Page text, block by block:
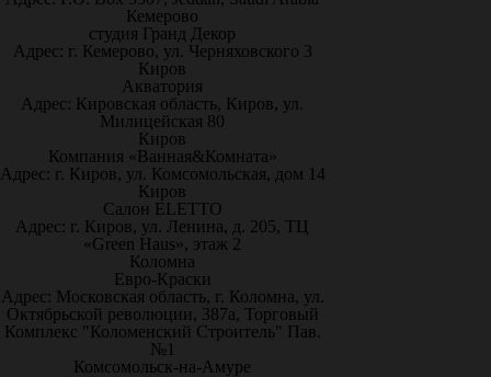
Кемерово
студия Гранд Декор
Адрес: г. Кемерово, ул. Черняховского 3
Киров
Акватория
Адрес: Кировская область, Киров, ул.
Милицейская 80
Киров
Компания «Ванная&Комната»
Адрес: г. Киров, ул. Комсомольская, дом 14
Киров
Салон ELETTO
Адрес: г. Киров, ул. Ленина, д. 205, ТЦ
«Green Haus», этаж 2
Коломна
Евро-Краски
Адрес: Московская область, г. Коломна, ул.
Октябрьской революции, 387а, Торговый
Комплекс "Коломенский Строитель" Пав.
№1
Комсомольск-на-Амуре